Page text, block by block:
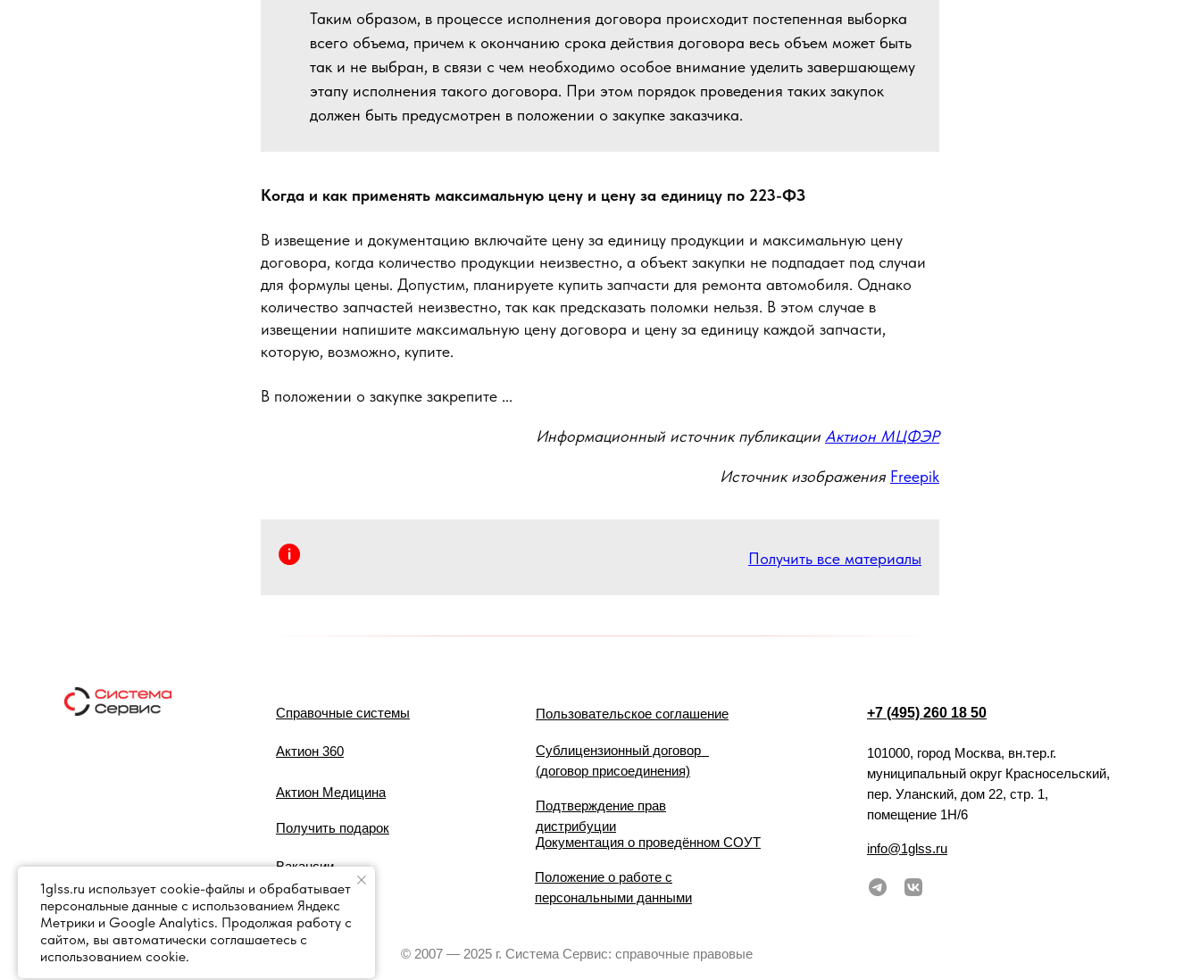
Таким образом, в процессе исполнения договора происходит постепенная выборка
всего объема, причем к окончанию срока действия договора весь объем может быть
так и не выбран, в связи с чем необходимо особое внимание уделить завершающему
этапу исполнения такого договора. При этом порядок проведения таких закупок
должен быть предусмотрен в положении о закупке заказчика.
Когда и как применять максимальную цену и цену за единицу по 223-ФЗ
В извещение и документацию включайте цену за единицу продукции и максимальную цену
договора, когда количество продукции неизвестно, а объект закупки не подпадает под случаи
для формулы цены. Допустим, планируете купить запчасти для ремонта автомобиля. Однако
количество запчастей неизвестно, так как предсказать поломки нельзя. В этом случае в
извещении напишите максимальную цену договора и цену за единицу каждой запчасти,
которую, возможно, купите.
В положении о закупке закрепите ...
Информационный источник публикации Актион МЦФЭР
Источник изображения Freepik
Получить все материалы
+7 (495) 260 18 50
101000, город Москва, вн.тер.г.
муниципальный округ Красносельский,
пер. Уланский, дом 22, стр. 1,
помещение 1Н/6
info@1glss.ru
Справочные системы
Актион 360
Актион Медицина
Получить подарок
Вакансии
Контакты
Пользовательское соглашение
Сублицензионный договор
(договор присоединения)
Подтверждение прав
дистрибуции
Документация о проведённом СОУТ
Положение о работе с
персональными данными
© 2007 — 2025 г. Система Сервис: справочные правовые
1glss.ru использует cookie-файлы и обрабатывает
персональные данные с использованием Яндекс
Метрики и Google Analytics. Продолжая работу с
сайтом, вы автоматически соглашаетесь с
использованием cookie.